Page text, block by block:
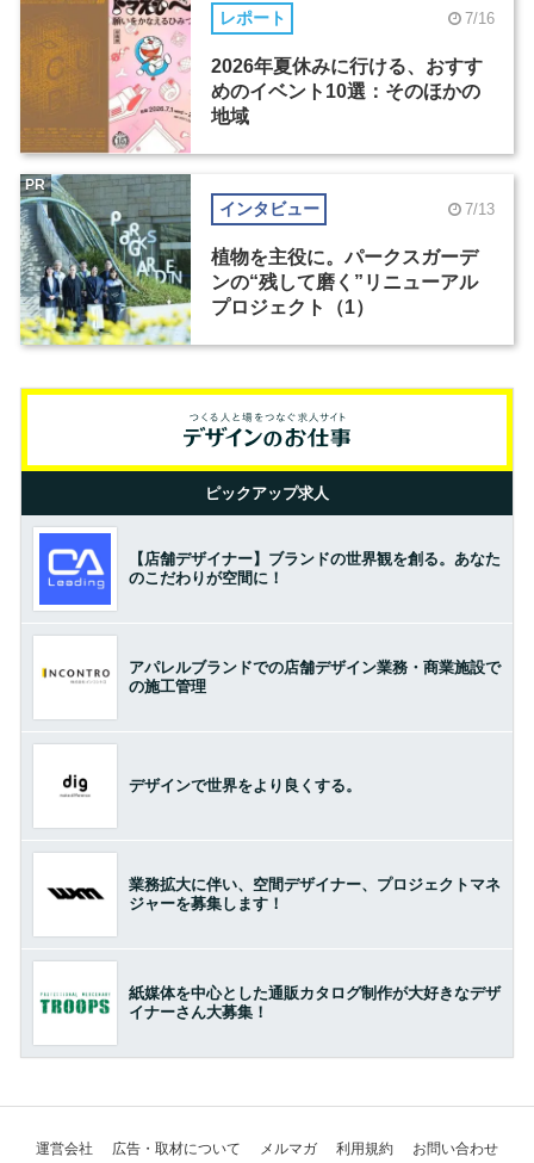
レポート 7/16
2026年夏休みに行ける、おすす
めのイベント10選：そのほかの
地域
インタビュー 7/13
植物を主役に。パークスガーデ
ンの“残して磨く”リニューアル
プロジェクト（1）
PR
ピックアップ求人
【店舗デザイナー】ブランドの世界観を創る。あなた
のこだわりが空間に！
アパレルブランドでの店舗デザイン業務・商業施設で
の施工管理
デザインで世界をより良くする。
業務拡大に伴い、空間デザイナー、プロジェクトマネ
ジャーを募集します！
紙媒体を中心とした通販カタログ制作が大好きなデザ
イナーさん大募集！
運営会社 広告・取材について メルマガ 利用規約 お問い合わせ